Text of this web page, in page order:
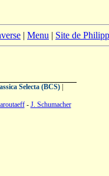
| Menu | Site de
Selecta (BCS)|
- J. Schumacher